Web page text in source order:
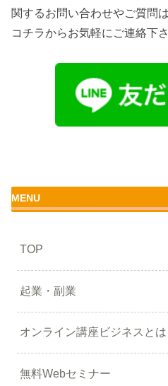
関するお問い合わせやご質問は
コチラからお気軽にご連絡下
MENU
TOP
起業・副業
オンライン講座ビジネスとは
無料Webセミナー